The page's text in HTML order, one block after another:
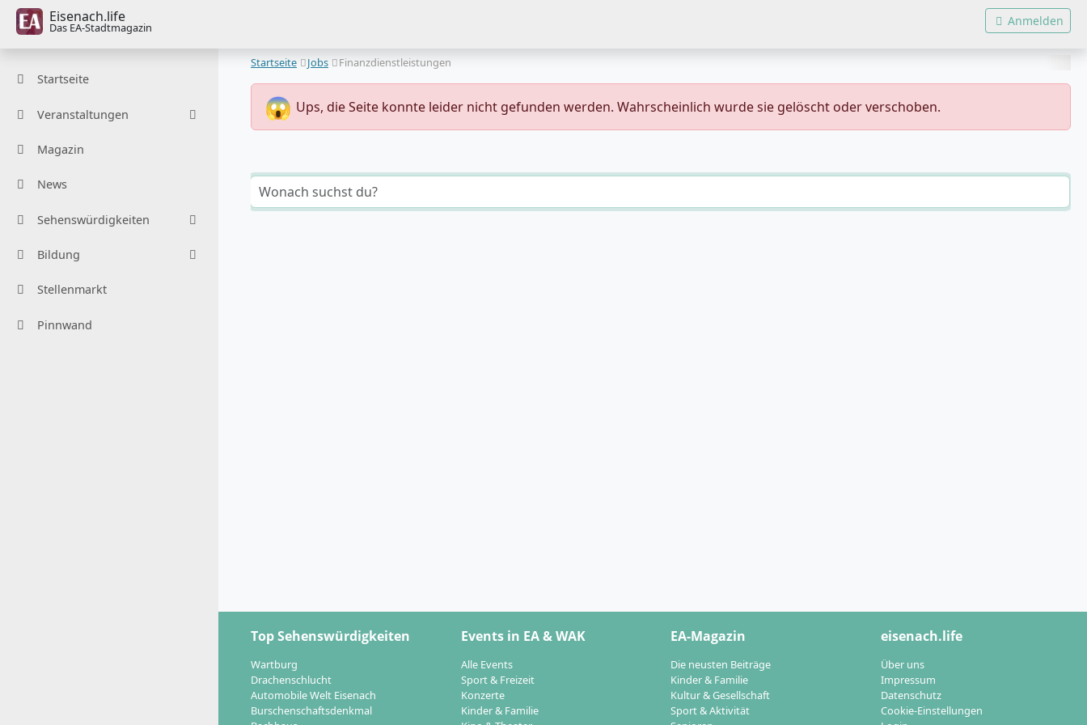
Eisenach.life
Das EA-Stadtmagazin Anmelden
Startseite
Veranstaltungen
Magazin
News
Sehenswürdigkeiten
Bildung
Stellenmarkt
Pinnwand
Startseite Jobs Finanzdienstleistungen
😱 Ups, die Seite konnte leider nicht gefunden werden. Wahrscheinlich wurde sie gelöscht oder verschoben.
Top Sehenswürdigkeiten
Wartburg
Drachenschlucht
Automobile Welt Eisenach
Burschenschaftsdenkmal
Events in EA & WAK
Alle Events
Sport & Freizeit
Konzerte
Kinder & Familie
EA-Magazin
Die neusten Beiträge
Kinder & Familie
Kultur & Gesellschaft
Sport & Aktivität
eisenach.life
Über uns
Impressum
Datenschutz
Cookie-Einstellungen